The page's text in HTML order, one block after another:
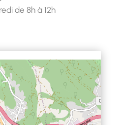
de 8h à 12h